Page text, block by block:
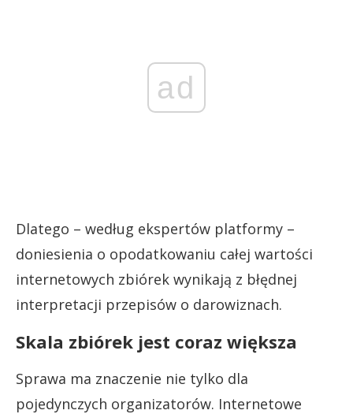
ad
Dlatego – według ekspertów platformy –
doniesienia o opodatkowaniu całej wartości
internetowych zbiórek wynikają z błędnej
interpretacji przepisów o darowiznach.
Skala zbiórek jest coraz większa
Sprawa ma znaczenie nie tylko dla
pojedynczych organizatorów. Internetowe